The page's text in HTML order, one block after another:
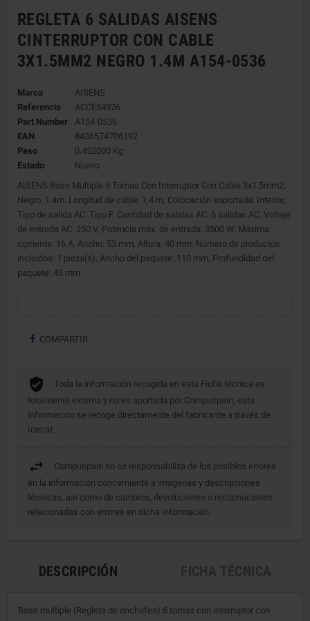
REGLETA 6 SALIDAS AISENS
CINTERRUPTOR CON CABLE
3X1.5MM2 NEGRO 1.4M A154-0536
Marca
AISENS
Referencia
ACCE54926
Part Number
A154-0536
EAN
8436574706192
Peso
0.452000 Kg
Estado
Nuevo
AISENS Base Multiple 6 Tomas Con Interruptor Con Cable 3x1.5mm2,
Negro, 1.4m. Longitud de cable: 1,4 m, Colocación soportada: Interior,
Tipo de salida AC: Tipo F. Cantidad de salidas AC: 6 salidas AC. Voltaje
de entrada AC: 250 V, Potencia máx. de entrada: 3500 W, Máxima
corriente: 16 A. Ancho: 53 mm, Altura: 40 mm. Número de productos
incluidos: 1 pieza(s), Ancho del paquete: 110 mm, Profundidad del
paquete: 45 mm
COMPARTIR
Toda la información recogida en esta Ficha técnica es
totalmente externa y no es aportada por Compuspain, esta
información se recoge directamente del fabricante a través de
Icecat.
Compuspain no se responsabiliza de los posibles errores
en la información concerniente a imágenes y descripciones
técnicas, así como de cambios, devoluciones o reclamaciones
relacionadas con errores en dicha información.
DESCRIPCIÓN
Base multiple (Regleta de enchufes) 6 tomas con interruptor con